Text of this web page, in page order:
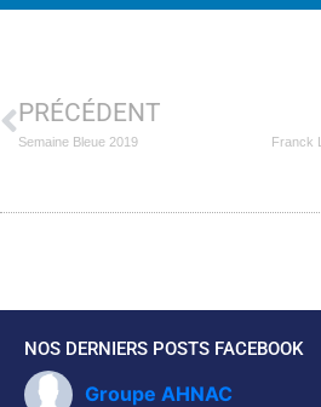
PRÉCÉDENT
Semaine Bleue 2019
NOS DERNIERS POSTS FACEBOOK
Groupe AHNAC